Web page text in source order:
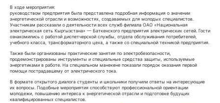
В ходе мероприятия:
руководством предприятия была представлена подробная информация о значении
энергетической отрасли и возможностях, создаваемых для молодых специалистов.
Участникам рассказали о деятельности всех служб филиала ОАО «Национальная
электрическая сеть Кыргызстана» — Баткенского предприятия электрических сетей. Гости
ознакомились с работой диспетчерской службы, отдела обслуживания потребителей,
учебного класса, трансформаторного цеха, а также со специальной техникой предприятия.
Также были организованы практические занятия по электробезопасности,
продемонстрированы инструменты и специальные средства защиты, используемые
энергетиками в работе. На специальном манекене показали порядок оказания первой
помощи пострадавшему от электрического тока.
В формате открытого диалога студенты и школьники получили ответы на интересующие
их вопросы. Подобные мероприятия способствуют профессиональной ориентации
молодежи, повышению интереса к энергетической отрасли и подготовке будущих
квалифицированных специалистов.